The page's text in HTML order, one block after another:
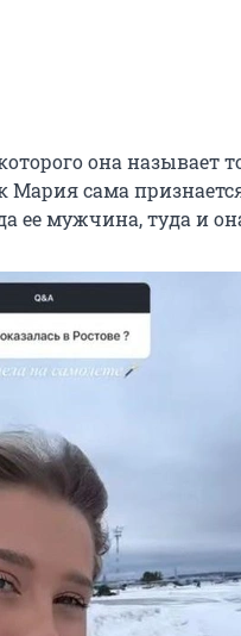
она называет
Мария сама
ее мужчина, туда и